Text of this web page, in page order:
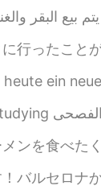
な街です😉🇭🇷 コロナウイルスのせいで旅行に行くことが難しくなっ
gekauft ✨ Dies ist mein
屋があるけど、私はタクミと言うの店が一番好き。 この店のセール
た。半径10kmには森しかありません！ この旅行の理由はチーム